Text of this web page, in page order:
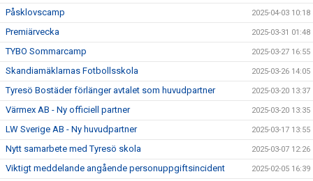
Påsklovscamp 2025-04-03 10:18
Premiärvecka 2025-03-31 01:48
TYBO Sommarcamp 2025-03-27 16:55
Skandiamäklarnas Fotbollsskola 2025-03-26 14:05
Tyresö Bostäder förlänger avtalet som huvudpartner 2025-03-20 13:37
Värmex AB - Ny officiell partner 2025-03-20 13:35
LW Sverige AB - Ny huvudpartner 2025-03-17 13:55
Nytt samarbete med Tyresö skola 2025-03-07 12:26
Viktigt meddelande angående personuppgiftsincident 2025-02-05 16:39